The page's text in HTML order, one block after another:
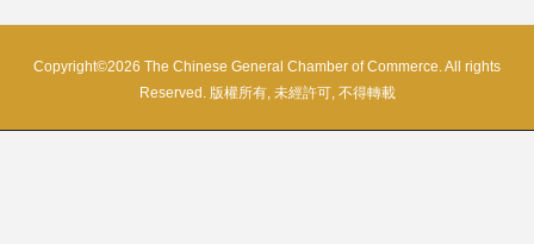
Copyright©2026 The Chinese General Chamber of Commerce. All rights
Reserved. 版權所有, 未經許可, 不得轉載